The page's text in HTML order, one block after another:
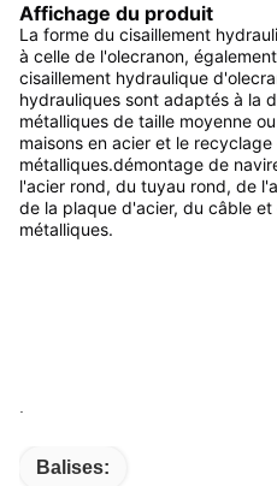
Affichage du produit
La forme du cisaillement
à celle de l'olecranon,
cisaillement hydraulique
hydrauliques sont adaptés à la
métalliques de taille moyenne
maisons en acier et le
métalliques.démontage de
l'acier rond, du tuyau rond, de
de la plaque d'acier, du câble
métalliques.
Balises: